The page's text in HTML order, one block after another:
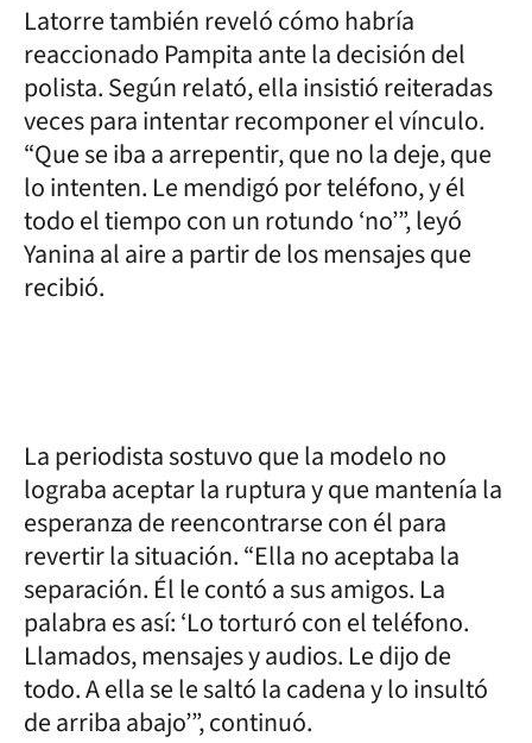
Latorre también reveló cómo habría
reaccionado Pampita ante la decisión del
polista. Según relató, ella insistió reiteradas
veces para intentar recomponer el vínculo.
“Que se iba a arrepentir, que no la deje, que
lo intenten. Le mendigó por teléfono, y él
todo el tiempo con un rotundo ‘no’”, leyó
Yanina al aire a partir de los mensajes que
recibió.
La periodista sostuvo que la modelo no
lograba aceptar la ruptura y que mantenía la
esperanza de reencontrarse con él para
revertir la situación. “Ella no aceptaba la
separación. Él le contó a sus amigos. La
palabra es así: ‘Lo torturó con el teléfono.
Llamados, mensajes y audios. Le dijo de
todo. A ella se le saltó la cadena y lo insultó
de arriba abajo’”, continuó.